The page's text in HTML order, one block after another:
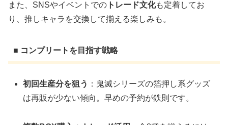
また、SNSやイベントでの トレード文化も定着してお
り、推しキャラを交換して揃える楽しみも。
■ コンプリートを目指す戦略
初回生産分を狙う ：鬼滅シリーズの箔押し系グッズ
は再販が少ない傾向。早めの予約が鉄則です。